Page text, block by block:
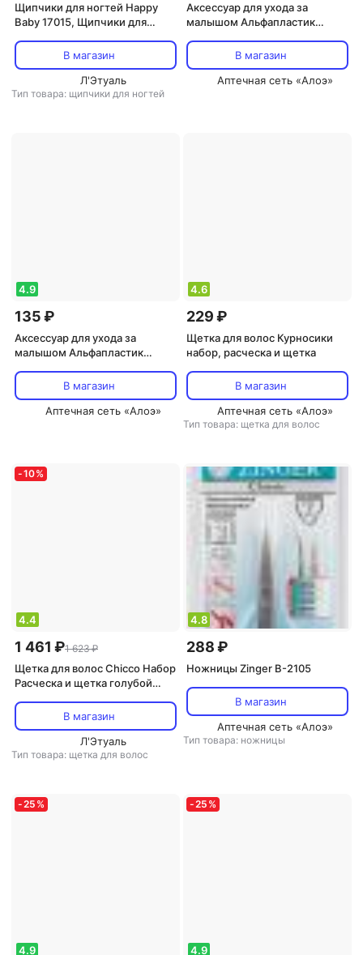
Щипчики для ногтей Happy
Baby 17015, Щипчики для
новорожденных, книпсер,
клиппер для ногтей, темно-
В магазин
Л'Этуаль
Тип товара: щипчики для ногтей
Аксессуар для ухода за
малышом Альфапластик
газоотводная №16 д/
новорожд
В магазин
Аптечная сеть «Алоэ»
4.9
135 ₽
Аксессуар для ухода за
малышом Альфапластик
газоотводная д/
новорожденных №17
В магазин
Аптечная сеть «Алоэ»
4.6
229 ₽
Щетка для волос Курносики
набор, расческа и щетка
В магазин
Аптечная сеть «Алоэ»
Тип товара: щетка для волос
-10%
4.4
1 461 ₽1 623 ₽
Щетка для волос Chicco Набор
Расческа и щетка голубой
В магазин
Л'Этуаль
Тип товара: щетка для волос
4.8
288 ₽
Ножницы Zinger B-2105
В магазин
Аптечная сеть «Алоэ»
Тип товара: ножницы
-25 %
4.9
-25 %
4.9